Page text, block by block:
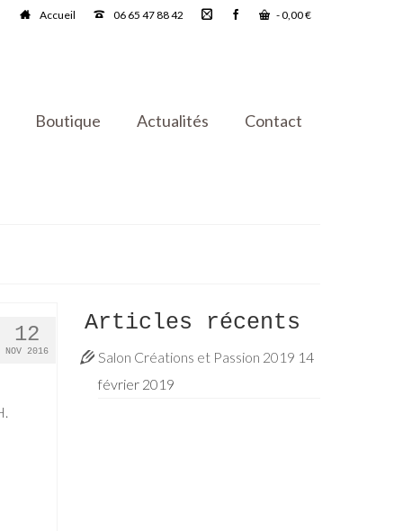
Accueil 06 65 47 88 42 -0,00€
Boutique Actualités Contact
12
NOV 2016
Articles récents
Salon Créations et Passion 2019 14
février 2019